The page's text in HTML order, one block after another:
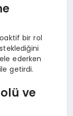
bir rol
ederken
getirdi.
ve